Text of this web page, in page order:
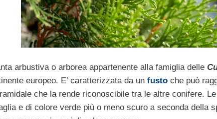
arbustiva o arborea appartenente alla famiglia delle
europeo. E’ caratterizzata da un fustoche può
che la rende riconoscibile tra le altre conifere. Le
e di colore verde più o meno scuro a seconda della